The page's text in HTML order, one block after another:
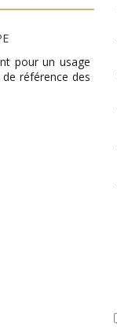
pour un usage
référence des